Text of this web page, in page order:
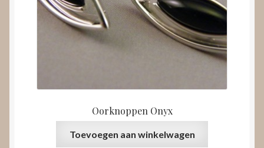
Oorknoppen Onyx
Toevoegen aan winkelwagen